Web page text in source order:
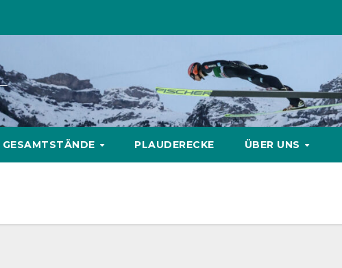
GESAMTSTÄNDE PLAUDERECKE ÜBER UNS